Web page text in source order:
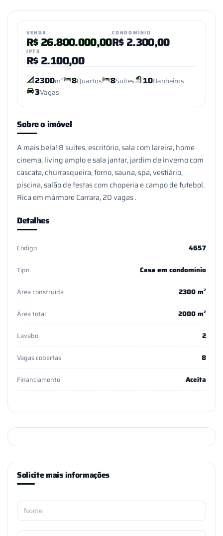
VENDA
R$26.800.000,00
CONDOMÍNIO
R$2.300,00
IPTU
R$2.100,00
2300m² 8Quartos 8Suítes 10Banheiros
3Vagas
Sobre o imóvel
A mais bela! 8 suítes, escritório, sala com lareira, home
cinema, living amplo e sala jantar, jardim de inverno com
cascata, churrasqueira, forno, sauna, spa, vestiário,
piscina, salão de festas com choperia e campo de futebol.
Rica em mármore Carrara, 20 vagas .
Detalhes
Código 4657
Tipo Casa em condomínio
Área construída 2300 m²
Área total 2000 m²
Lavabo 2
Vagas cobertas 8
Financiamento Aceita
Solicite mais informações